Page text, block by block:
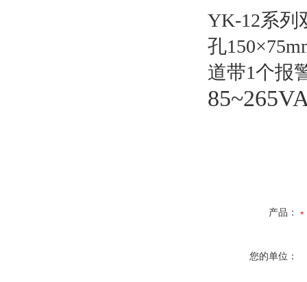
YK-12系列
孔
道带1个报
产品：
您的单位：